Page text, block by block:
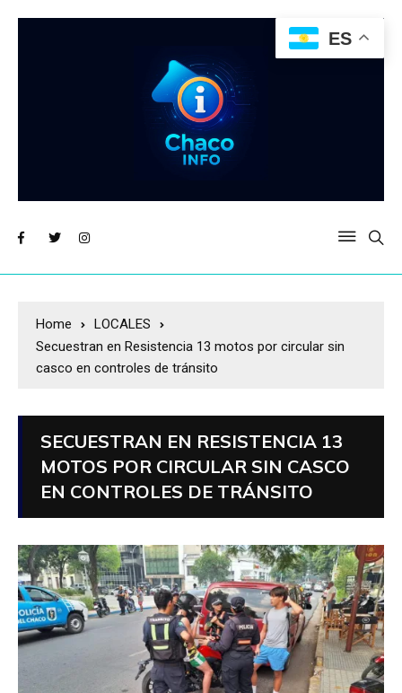
Home
LOCALES
Secuestran en Resistencia 13 motos por circular sin
casco en controles de tránsito
SECUESTRAN EN RESISTENCIA 13
MOTOS POR CIRCULAR SIN CASCO
EN CONTROLES DE TRÁNSITO
ES